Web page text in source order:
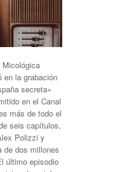
en la grabación
secreta»
en el Canal
más de todo el
seis capítulos,
Polizzi y
de dos millones
último episodio